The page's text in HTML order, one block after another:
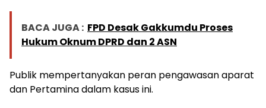
BACA JUGA : FPD Desak Gakkumdu Proses
Hukum Oknum DPRD dan 2 ASN
Publik mempertanyakan peran pengawasan aparat
dan Pertamina dalam kasus ini.